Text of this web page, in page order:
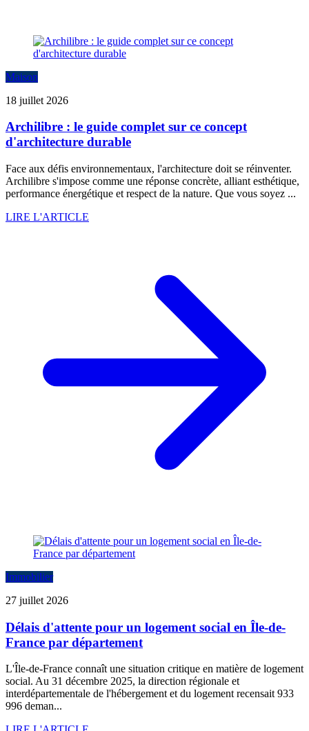
Maison
18 juillet 2026
Archilibre : le guide complet sur ce concept
d'architecture durable
Face aux défis environnementaux, l'architecture doit se réinventer.
Archilibre s'impose comme une réponse concrète, alliant esthétique,
performance énergétique et respect de la nature. Que vous soyez ...
LIRE L'ARTICLE
Immobilier
27 juillet 2026
Délais d'attente pour un logement social en Île-de-
France par département
L'Île-de-France connaît une situation critique en matière de logement
social. Au 31 décembre 2025, la direction régionale et
interdépartementale de l'hébergement et du logement recensait 933
996 deman...